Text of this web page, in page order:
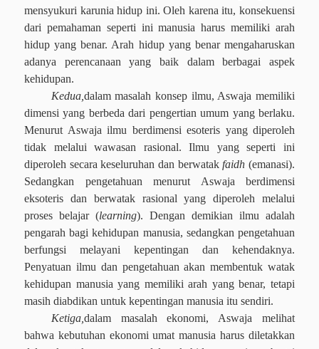
mensyukuri karunia hidup ini. Oleh karena itu, konsekuensi
dari pemahaman seperti ini manusia harus memiliki arah
hidup yang benar. Arah hidup yang benar mengaharuskan
adanya perencanaan yang baik dalam berbagai aspek
kehidupan.
Kedua, dalam masalah konsep ilmu, Aswaja memiliki
dimensi yang berbeda dari pengertian umum yang berlaku.
Menurut Aswaja ilmu berdimensi esoteris yang diperoleh
tidak melalui wawasan rasional. Ilmu yang seperti ini
diperoleh secara keseluruhan dan berwatakfaidh(emanasi).
Sedangkan pengetahuan menurut Aswaja berdimensi
eksoteris dan berwatak rasional yang diperoleh melalui
proses belajar (learning). Dengan demikian ilmu adalah
pengarah bagi kehidupan manusia, sedangkan pengetahuan
berfungsi melayani kepentingan dan kehendaknya.
Penyatuan ilmu dan pengetahuan akan membentuk watak
kehidupan manusia yang memiliki arah yang benar, tetapi
masih diabdikan untuk kepentingan manusia itu sendiri.
Ketiga, dalam masalah ekonomi, Aswaja melihat
bahwa kebutuhan ekonomi umat manusia harus diletakkan